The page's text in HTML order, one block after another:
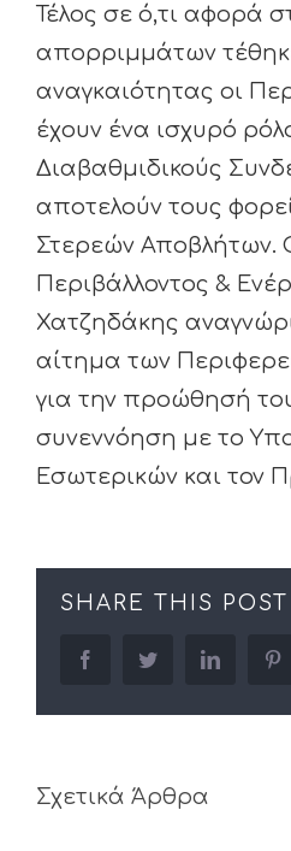
Τέλος σε ό,τι αφορά
απορριμμάτων
αναγκαιότητας οι
έχουν ένα ισχυρό
Διαβαθμιδικούς
αποτελούν τους
Στερεών Αποβλήτων.
Περιβάλλοντος &
Χατζηδάκης
αίτημα των
για την προώθησή
συνεννόηση με το
Εσωτερικών και τον
SHARE THIS POST
facebooktwitter linkedin
Σχετικά Άρθρα